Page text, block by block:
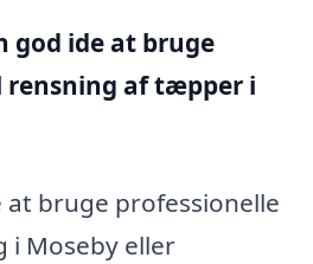
god ide at bruge
rensning af tæpper i
at bruge professionelle
Moseby eller